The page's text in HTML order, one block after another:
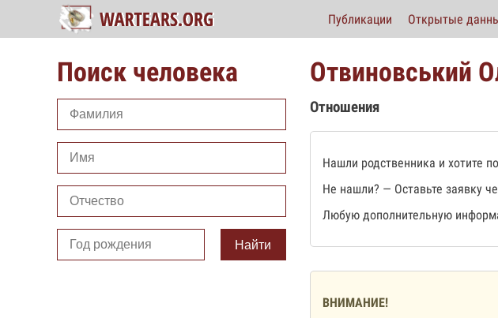
Публикации Открытые
Поиск человека
Найти
Отвиновський
Отношения
Нашли родственника и хотите
Не нашли? — Оставьте заявку
Любую дополнительную
ВНИМАНИЕ!